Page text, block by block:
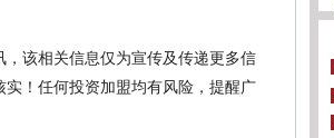
该相关信息仅为宣传及传递更多信
！任何投资加盟均有风险，提醒广